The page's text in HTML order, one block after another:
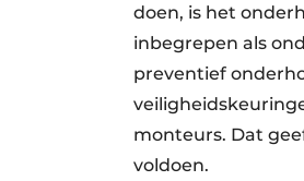
doen, is het
inbegrepen als
preventief
monteurs. Dat
voldoen.